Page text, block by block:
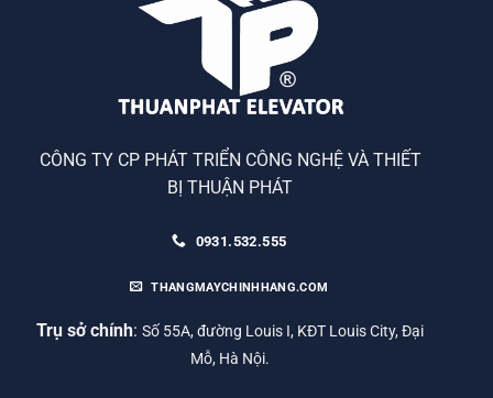
CÔNG TY CP PHÁT TRIỂN CÔNG NGHỆ VÀ THIẾT
BỊ THUẬN PHÁT
0931.532.555
THANGMAYCHINHHANG.COM
Trụ sở chính: Số 55A, đường Louis I, KĐT Louis City, Đại
Mỗ, Hà Nội.